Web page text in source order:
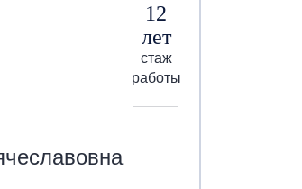
12
лет
стаж
работы